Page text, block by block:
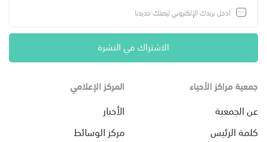
الاشتراك في النشرة
جمعية مراكز الأحياء
عن الجمعية
كلمة الرئيس
المركز الإعلامي
الأخبار
مركز الوسائط